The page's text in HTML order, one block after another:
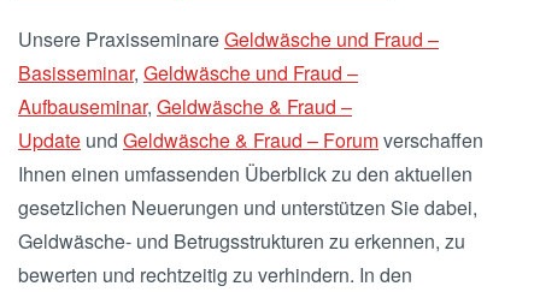
Unsere PraxisseminareGeldwäsche und Fraud –
Basisseminar, Geldwäsche und Fraud –
Aufbauseminar, Geldwäsche & Fraud –
Update und Geldwäsche & Fraud – Forumverschaffen
Ihnen einen umfassenden Überblick zu den aktuellen
gesetzlichen Neuerungen und unterstützen Sie dabei,
Geldwäsche- und Betrugsstrukturen zu erkennen, zu
bewerten und rechtzeitig zu verhindern. In den